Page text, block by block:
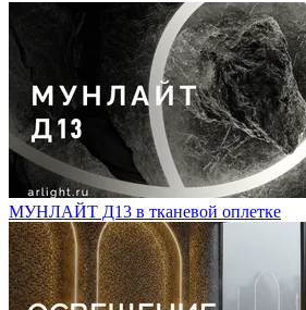
МУНЛАЙТ Д13 в тканевой оплетке